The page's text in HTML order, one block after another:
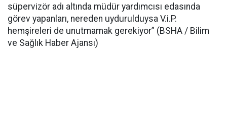
süpervizör adı altında müdür yardımcısı edasında
görev yapanları, nereden uydurulduysa V.i.P.
hemşireleri de unutmamak gerekiyor” (BSHA / Bilim
ve Sağlık Haber Ajansı)